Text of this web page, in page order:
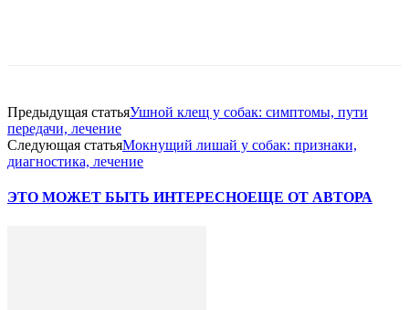
Предыдущая статьяУшной клещ у собак: симптомы, пути
передачи, лечение
Следующая статьяМокнущий лишай у собак: признаки,
диагностика, лечение
ЭТО МОЖЕТ БЫТЬ ИНТЕРЕСНОЕЩЕ ОТ АВТОРА